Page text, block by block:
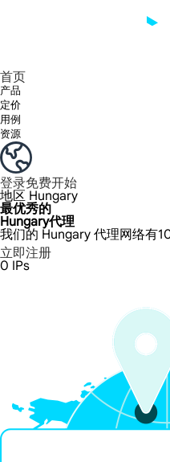
首页
产品
定价
用例
资源
登录免费开始
地区 Hungary
最优秀的
Hungary代理
我们的 Hungary 代理网络有
立即注册
0 IPs